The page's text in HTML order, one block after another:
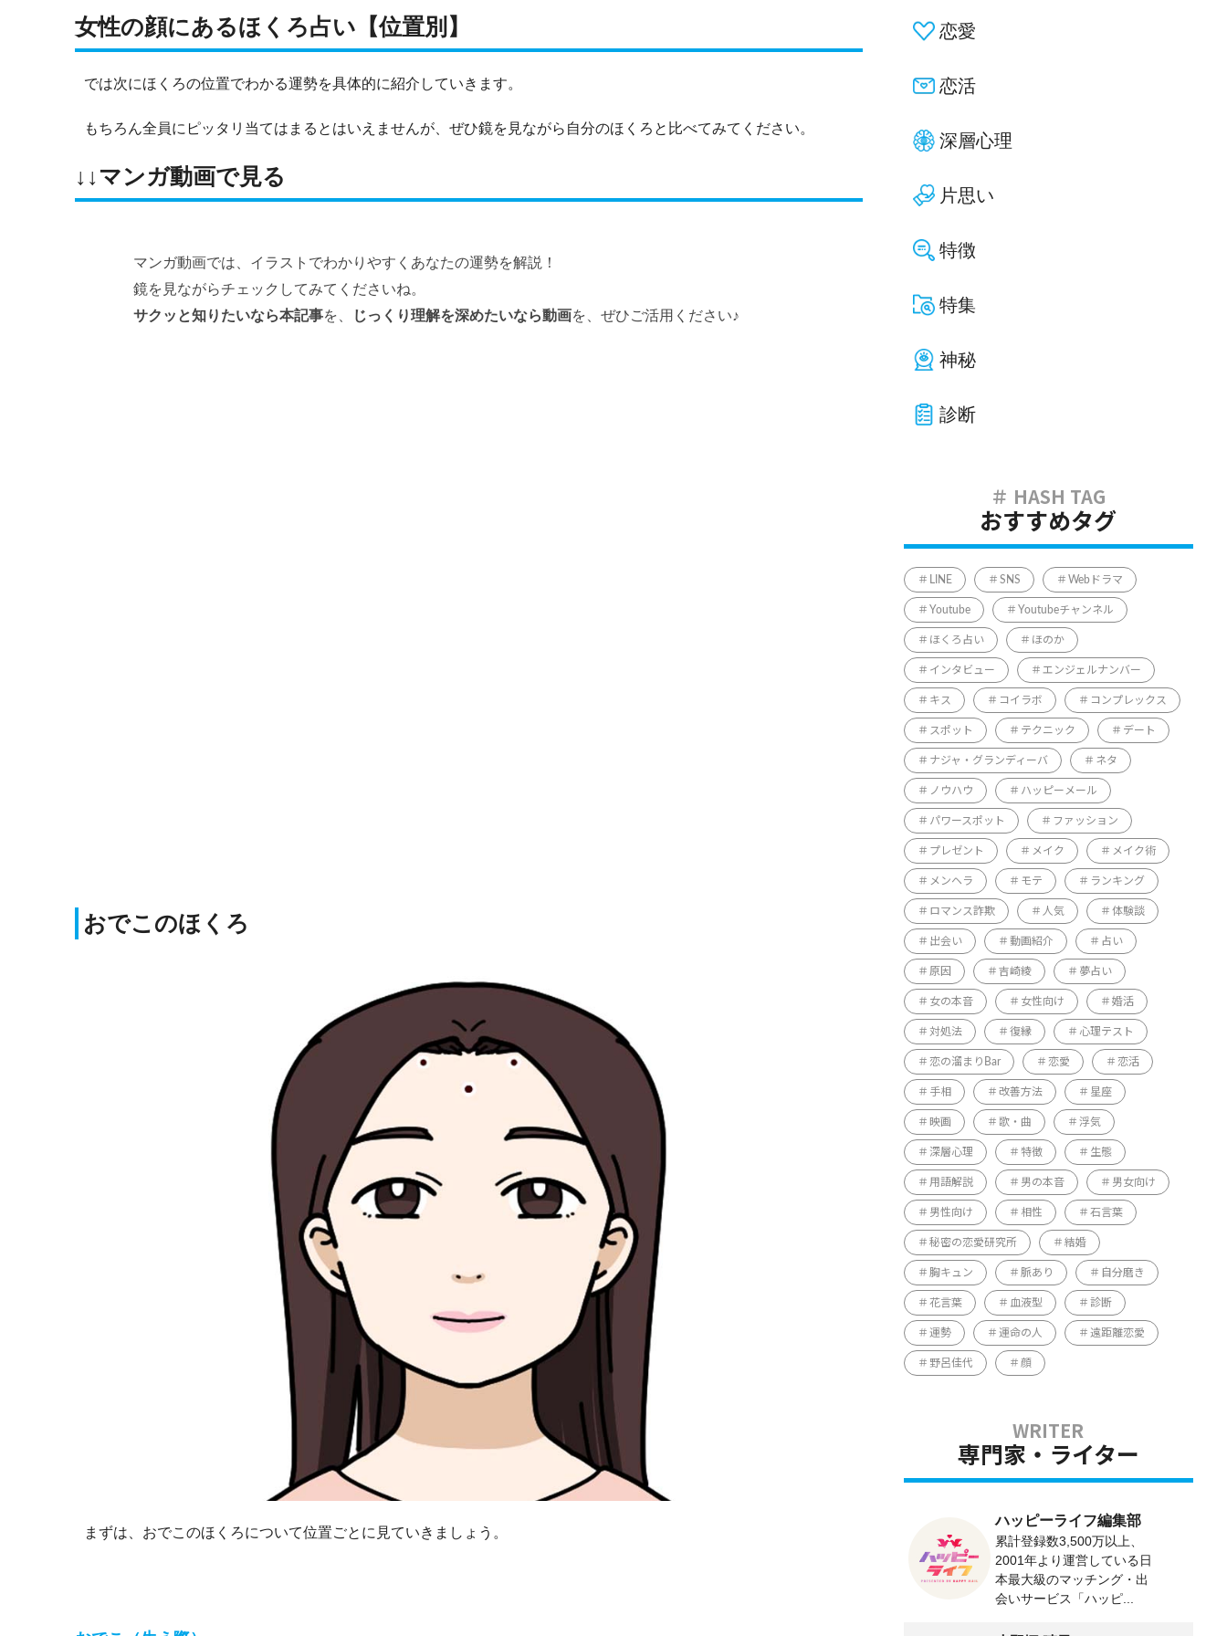
女性の顔にあるほくろ占い【位置別】
では次にほくろの位置でわかる運勢を具体的に紹介していきます。
もちろん全員にピッタリ当てはまるとはいえませんが、ぜひ鏡を見ながら自分のほくろと比べてみてください。
↓↓マンガ動画で見る
マンガ動画では、イラストでわかりやすくあなたの運勢を解説！
鏡を見ながらチェックしてみてくださいね。
サクッと知りたいなら本記事を、 じっくり理解を深めたいなら動画を、ぜひご活用ください♪
おでこのほくろ
まずは、おでこのほくろについて位置ごとに見ていきましょう。
恋愛
恋活
深層心理
片思い
特徴
特集
神秘
診断
おすすめタグ
LINE SNS Webドラマ
Youtube Youtubeチャンネル
ほくろ占い ほのか
インタビュー エンジェルナンバー
キス コイラボ コンプレックス
スポット テクニック デート
ナジャ・グランディーバ ネタ
ノウハウ ハッピーメール
パワースポット ファッション
プレゼント メイク メイク術
メンヘラ モテ ランキング
ロマンス詐欺 人気 体験談
出会い 動画紹介 占い
原因 吉崎綾 夢占い
女の本音 女性向け 婚活
対処法 復縁 心理テスト
恋の溜まりBar 恋愛 恋活
手相 改善方法 星座
映画 歌・曲 浮気
深層心理 特徴 生態
用語解説 男の本音 男女向け
男性向け 相性 石言葉
秘密の恋愛研究所 結婚
胸キュン 脈あり 自分磨き
花言葉 血液型 診断
運勢 運命の人 遠距離恋愛
野呂佳代 顔
専門家・ライター
ハッピーライフ編集部
累計登録数3,500万以上、
2001年より運営している日
本最大級のマッチング・出
会いサービス「ハッピ...